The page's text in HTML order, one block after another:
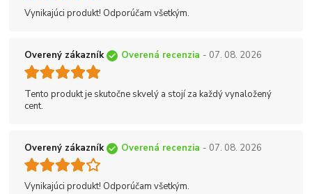
Vynikajúci produkt! Odporúčam všetkým.
Overený zákazník Overená recenzia - 07. 08. 2026
Tento produkt je skutočne skvelý a stojí za každý vynaložený
cent.
Overený zákazník Overená recenzia - 07. 08. 2026
Vynikajúci produkt! Odporúčam všetkým.